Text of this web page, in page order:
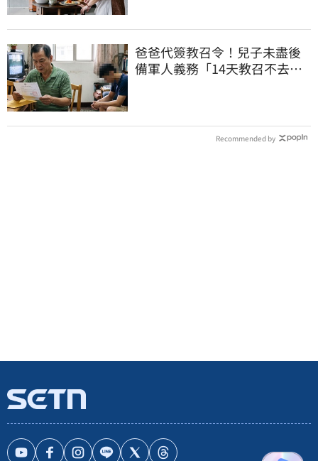
爸爸代簽教召令！兒子未盡後
備軍人義務「14天教召不去」
Recommended by